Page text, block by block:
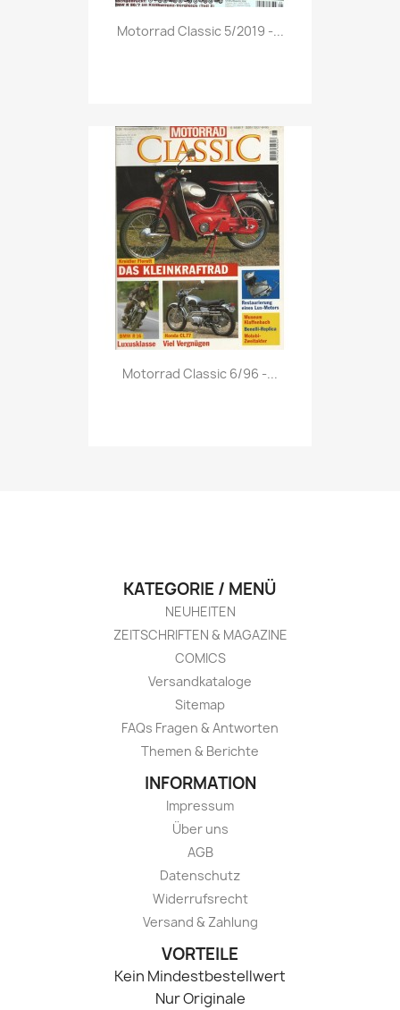
Vorschau
Motorrad Classic 5/2019 -...
Vorschau
Motorrad Classic 6/96 -...
KATEGORIE / MENÜ
NEUHEITEN
ZEITSCHRIFTEN & MAGAZINE
COMICS
Versandkataloge
Sitemap
FAQs Fragen & Antworten
Themen & Berichte
INFORMATION
Impressum
Über uns
AGB
Datenschutz
Widerrufsrecht
Versand & Zahlung
VORTEILE
Kein Mindestbestellwert
Nur Originale